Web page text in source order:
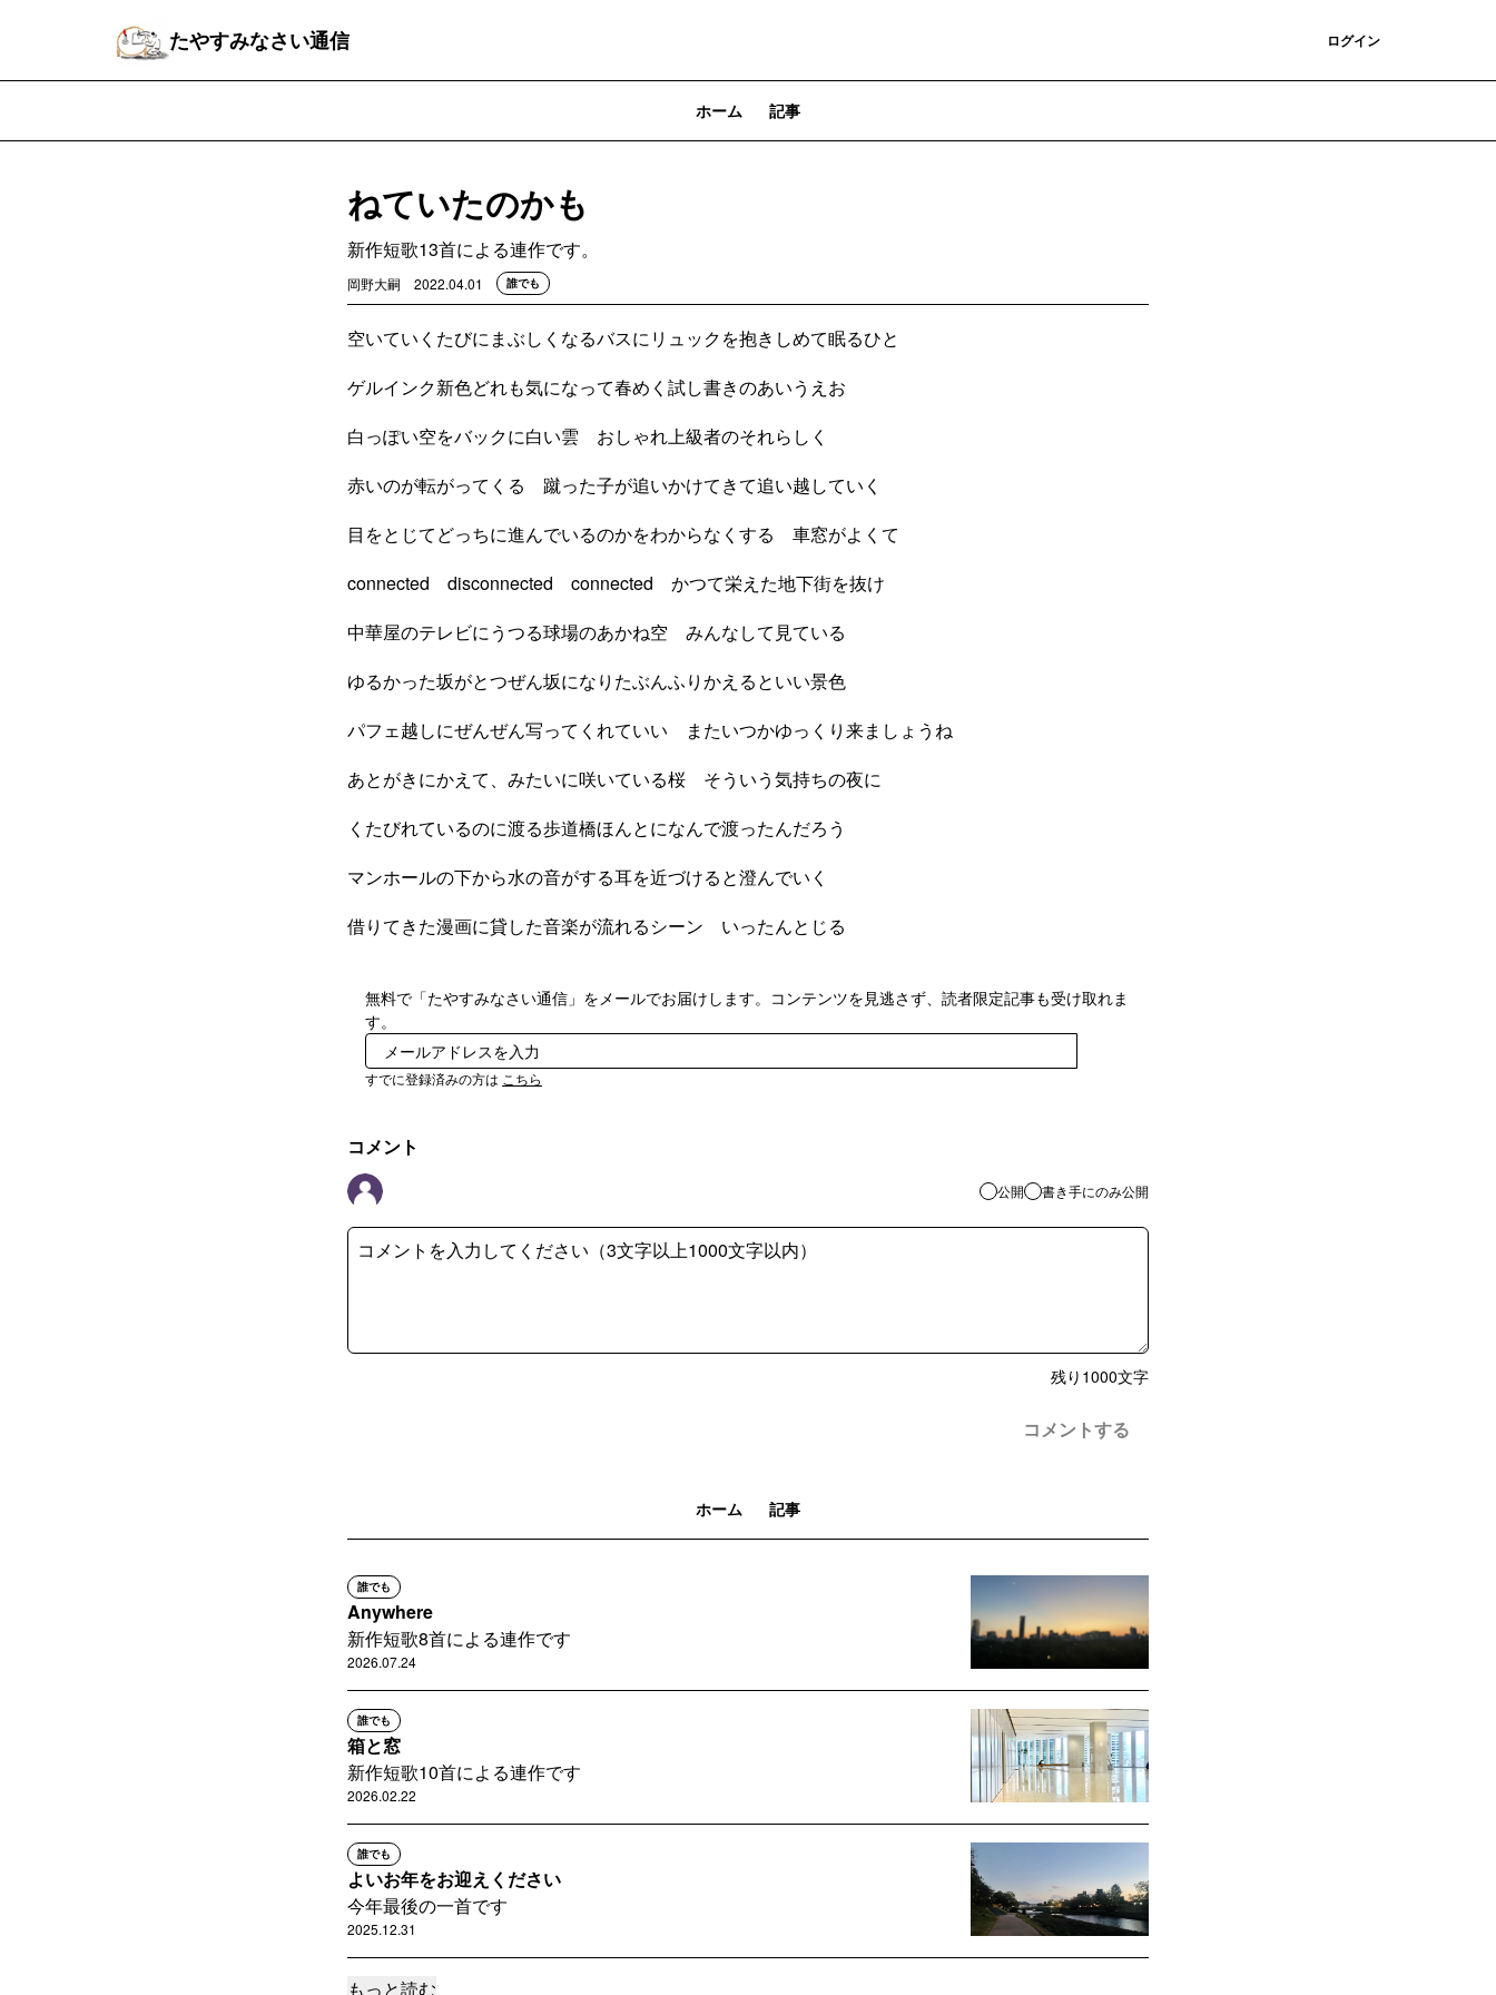
たやすみなさい通信 ログイン
ホーム 記事
ねていたのかも
新作短歌13首による連作です。
岡野大嗣 2022.04.01 誰でも
空いていくたびにまぶしくなるバスにリュックを抱きしめて眠るひと
ゲルインク新色どれも気になって春めく試し書きのあいうえお
白っぽい空をバックに白い雲 おしゃれ上級者のそれらしく
赤いのが転がってくる 蹴った子が追いかけてきて追い越していく
目をとじてどっちに進んでいるのかをわからなくする 車窓がよくて
connected disconnected connected かつて栄えた地下街を抜け
中華屋のテレビにうつる球場のあかね空 みんなして見ている
ゆるかった坂がとつぜん坂になりたぶんふりかえるといい景色
パフェ越しにぜんぜん写ってくれていい またいつかゆっくり来ましょうね
あとがきにかえて、みたいに咲いている桜 そういう気持ちの夜に
くたびれているのに渡る歩道橋ほんとになんで渡ったんだろう
マンホールの下から水の音がする耳を近づけると澄んでいく
借りてきた漫画に貸した音楽が流れるシーン いったんとじる
無料で「たやすみなさい通信」をメールでお届けします。コンテンツを見逃さず、読者限定記事も受け取れま
す。
すでに登録済みの方は こちら
コメント
公開 書き手にのみ公開
残り 1000文字
コメントする
ホーム 記事
誰でも
Anywhere
新作短歌8首による連作です
2026.07.24
誰でも
箱と窓
新作短歌10首による連作です
2026.02.22
誰でも
よいお年をお迎えください
今年最後の一首です
2025.12.31
誰でも
もっと読む